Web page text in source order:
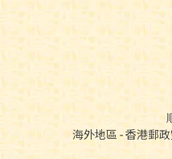
海外地區 - 香港郵